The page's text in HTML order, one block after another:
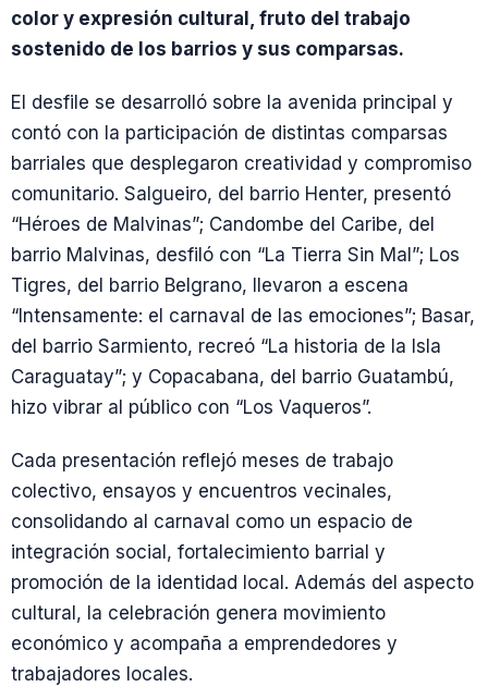
color y expresión cultural, fruto del trabajo
sostenido de los barrios y sus comparsas.
El desfile se desarrolló sobre la avenida principal y
contó con la participación de distintas comparsas
barriales que desplegaron creatividad y compromiso
comunitario. Salgueiro, del barrio Henter, presentó
“Héroes de Malvinas”; Candombe del Caribe, del
barrio Malvinas, desfiló con “La Tierra Sin Mal”; Los
Tigres, del barrio Belgrano, llevaron a escena
“Intensamente: el carnaval de las emociones”; Basar,
del barrio Sarmiento, recreó “La historia de la Isla
Caraguatay”; y Copacabana, del barrio Guatambú,
hizo vibrar al público con “Los Vaqueros”.
Cada presentación reflejó meses de trabajo
colectivo, ensayos y encuentros vecinales,
consolidando al carnaval como un espacio de
integración social, fortalecimiento barrial y
promoción de la identidad local. Además del aspecto
cultural, la celebración genera movimiento
económico y acompaña a emprendedores y
trabajadores locales.